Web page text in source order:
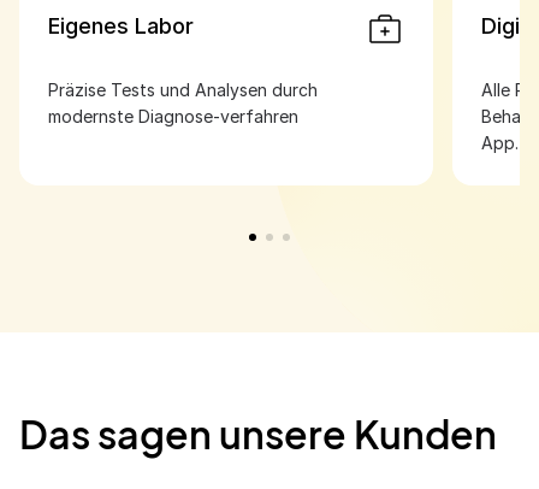
Eigenes Labor
Präzise Tests und Analysen durch
modernste Diagnose-verfahren
Alle
App.
Das sagen unsere Kunden